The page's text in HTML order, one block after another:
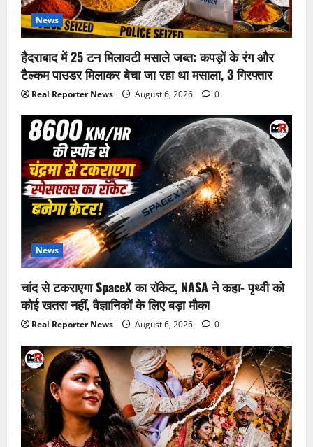
News
हैदराबाद में 25 टन मिलावटी मसाले जब्त: कपड़ों के रंग और
टैल्कम पाउडर मिलाकर बेचा जा रहा था मसाला, 3 गिरफ्तार
Real Reporter News August 6, 2026 0
News
चांद से टकराएगा SpaceX का रॉकेट, NASA ने कहा- पृथ्वी को
कोई खतरा नहीं, वैज्ञानिकों के लिए बड़ा मौका
Real Reporter News August 6, 2026 0